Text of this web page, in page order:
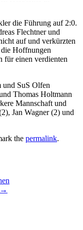
die Führung auf 2:0.
Flechtner und
auf und verkürzten
Hoffnungen
für einen verdienten
und SuS Olfen
Thomas Holtmann
Mannschaft und
Jan Wagner (2) und
the permalink.
→